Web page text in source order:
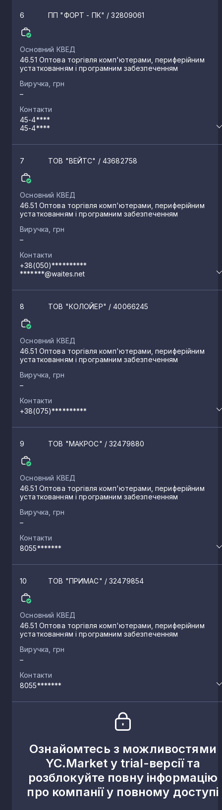
6 ПП "ФОРТ - ПК" / 32809061
Основний КВЕД
46.51 Оптова торгівля комп'ютерами, периферійним
устаткованням і програмним забезпеченням
Виручка, грн
–
Контакти
45-4****
45-4****
7 ТОВ "ВЕЙТС" / 43682758
Основний КВЕД
46.51 Оптова торгівля комп'ютерами, периферійним
устаткованням і програмним забезпеченням
Виручка, грн
–
Контакти
+38(050)**********
*******@waites.net
8 ТОВ "КОЛОЙЕР" / 40066245
Основний КВЕД
46.51 Оптова торгівля комп'ютерами, периферійним
устаткованням і програмним забезпеченням
Виручка, грн
–
Контакти
+38(075)**********
9 ТОВ "МАКРОС" / 32479880
Основний КВЕД
46.51 Оптова торгівля комп'ютерами, периферійним
устаткованням і програмним забезпеченням
Виручка, грн
–
Контакти
8055*******
10 ТОВ "ПРИМАС" / 32479854
Основний КВЕД
46.51 Оптова торгівля комп'ютерами, периферійним
устаткованням і програмним забезпеченням
Виручка, грн
–
Контакти
8055*******
Ознайомтесь з можливостями
YC.Market у trial-версії та
розблокуйте повну інформацію
про компанії у повному доступі